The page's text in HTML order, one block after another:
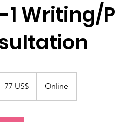
1 Writing/
estadounidenses
77 US$ Online